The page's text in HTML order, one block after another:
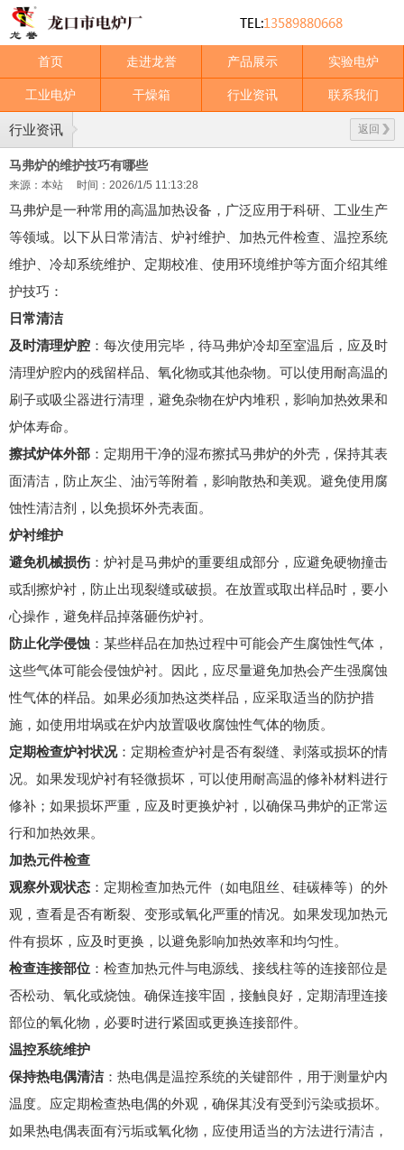
首页 走进龙誉 产品展示 实验电炉
工业电炉 干燥箱 行业资讯 联系我们
行业资讯 返回
马弗炉的维护技巧有哪些
来源：本站 时间：2026/1/5 11:13:28
马弗炉是一种常用的高温加热设备，广泛应用于科研、工业生产
等领域。以下从日常清洁、炉衬维护、加热元件检查、温控系统
维护、冷却系统维护、定期校准、使用环境维护等方面介绍其维
护技巧：
日常清洁
及时清理炉腔 ：每次使用完毕，待马弗炉冷却至室温后，应及时
清理炉腔内的残留样品、氧化物或其他杂物。可以使用耐高温的
刷子或吸尘器进行清理，避免杂物在炉内堆积，影响加热效果和
炉体寿命。
擦拭炉体外部 ：定期用干净的湿布擦拭马弗炉的外壳，保持其表
面清洁，防止灰尘、油污等附着，影响散热和美观。避免使用腐
蚀性清洁剂，以免损坏外壳表面。
炉衬维护
避免机械损伤 ：炉衬是马弗炉的重要组成部分，应避免硬物撞击
或刮擦炉衬，防止出现裂缝或破损。在放置或取出样品时，要小
心操作，避免样品掉落砸伤炉衬。
防止化学侵蚀 ：某些样品在加热过程中可能会产生腐蚀性气体，
这些气体可能会侵蚀炉衬。因此，应尽量避免加热会产生强腐蚀
性气体的样品。如果必须加热这类样品，应采取适当的防护措
施，如使用坩埚或在炉内放置吸收腐蚀性气体的物质。
定期检查炉衬状况：定期检查炉衬是否有裂缝、剥落或损坏的情
况。如果发现炉衬有轻微损坏，可以使用耐高温的修补材料进行
修补；如果损坏严重，应及时更换炉衬，以确保马弗炉的正常运
行和加热效果。
加热元件检查
观察外观状态 ：定期检查加热元件（如电阻丝、硅碳棒等）的外
观，查看是否有断裂、变形或氧化严重的情况。如果发现加热元
件有损坏，应及时更换，以避免影响加热效率和均匀性。
检查连接部位 ：检查加热元件与电源线、接线柱等的连接部位是
否松动、氧化或烧蚀。确保连接牢固，接触良好，定期清理连接
部位的氧化物，必要时进行紧固或更换连接部件。
温控系统维护
保持热电偶清洁：热电偶是温控系统的关键部件，用于测量炉内
温度。应定期检查热电偶的外观，确保其没有受到污染或损坏。
如果热电偶表面有污垢或氧化物，应使用适当的方法进行清洁，